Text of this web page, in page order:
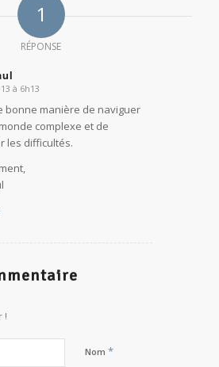
1
RÉPONSE
à 6h13
bonne manière de naviguer
complexe et de
les difficultés.
!
Nom *